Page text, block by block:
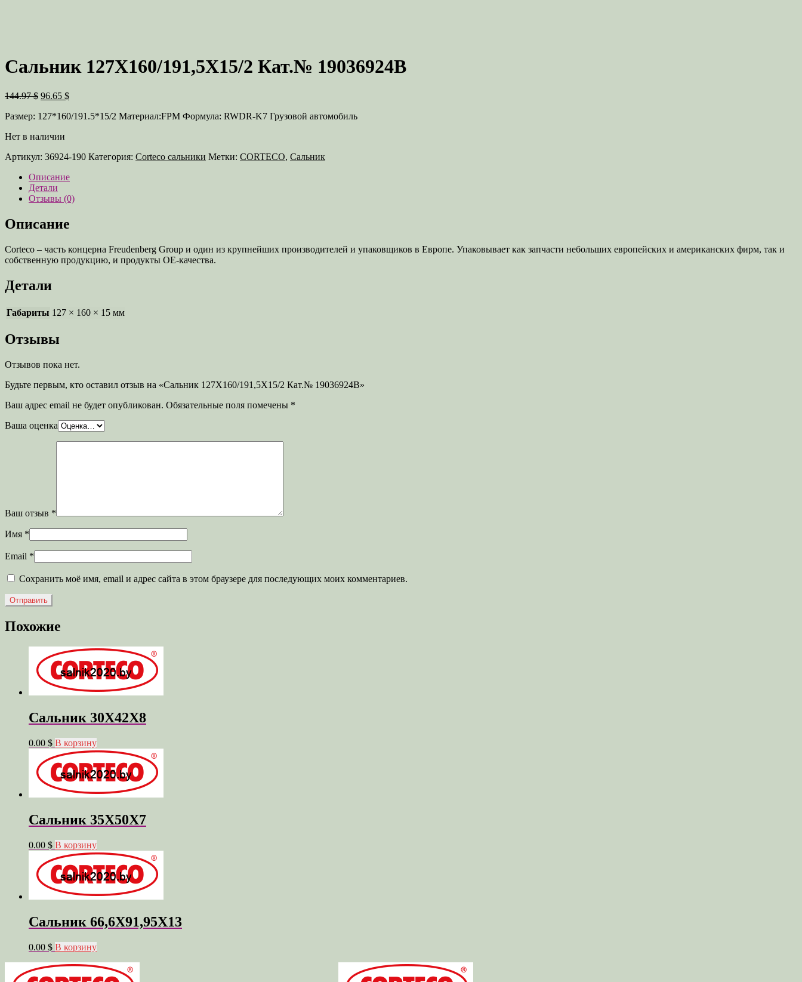
Сальник 127X160/191,5X15/2 Кат.№ 19036924B
144.97 $ Первоначальная
составляла
96.65 $Текущая
96.65 $.
Размер: 127*160/191.5*15/2 Материал:FPM Формула: RWDR-K7 Грузовой автомобиль
Нет в наличии
Артикул: 36924-190 Категория: Corteco сальники Метки: CORTECO, Сальник
Описание
Детали
Отзывы (0)
Описание
Corteco – часть концерна Freudenberg Group и один из крупнейших производителей и упаковщиков в Европе. Упаковывает как запчасти небольших европейских и американских фирм, так и
собственную продукцию, и продукты OE-качества.
Детали
Габариты 127 × 160 × 15 мм
Отзывы
Отзывов пока нет.
Будьте первым, кто оставил отзыв на «Сальник 127X160/191,5X15/2 Кат.№ 19036924B»
Ваш адрес email не будет опубликован. Обязательные поля помечены *
Ваша оценка
Ваш отзыв *
Имя *
Email *
Сохранить моё имя, email и адрес сайта в этом браузере для последующих моих комментариев.
Похожие
Сальник 30X42X8
0.00 $ В корзину
Сальник 35X50X7
0.00 $ В корзину
Сальник 66,6X91,95X13
0.00 $ В корзину